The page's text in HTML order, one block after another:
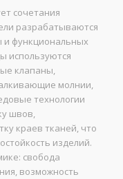
сочетания
разрабатываются
и функциональных
используются
клапаны,
молнии,
технологии
швов,
краев тканей, что
изделий.
свобода
возможность